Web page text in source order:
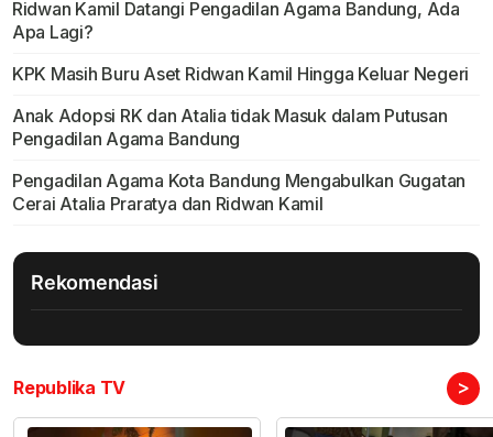
Ridwan Kamil Datangi Pengadilan Agama Bandung, Ada
Apa Lagi?
KPK Masih Buru Aset Ridwan Kamil Hingga Keluar Negeri
Anak Adopsi RK dan Atalia tidak Masuk dalam Putusan
Pengadilan Agama Bandung
Pengadilan Agama Kota Bandung Mengabulkan Gugatan
Cerai Atalia Praratya dan Ridwan Kamil
Rekomendasi
Republika TV >